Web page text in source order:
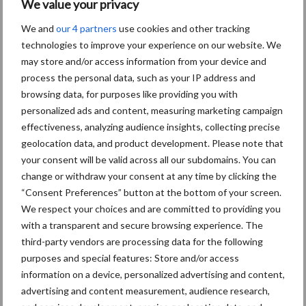
We value your privacy
We and our 4 partners use cookies and other tracking
technologies to improve your experience on our website. We
may store and/or access information from your device and
process the personal data, such as your IP address and
browsing data, for purposes like providing you with
personalized ads and content, measuring marketing campaign
effectiveness, analyzing audience insights, collecting precise
geolocation data, and product development. Please note that
your consent will be valid across all our subdomains. You can
change or withdraw your consent at any time by clicking the
“Consent Preferences” button at the bottom of your screen.
We respect your choices and are committed to providing you
with a transparent and secure browsing experience. The
third-party vendors are processing data for the following
purposes and special features: Store and/or access
information on a device, personalized advertising and content,
advertising and content measurement, audience research,
verandering van pH eveneens voor een bacterieremmende
Beide producten zijn gemakkelijk strooibaar, ruiken aangenaam en
zijn in geen geval nadelig voor de speenhuid.
Kort samengevat
Door deze producten afwisselend in te zetten kunt u de
ligbedhygiëne op uw bedrijf optimaliseren en blijven de kosten
beperkt.
Meer informatie
Voor meer informatie over Actisan en Timac Agro klikt u hier of
belt u met het volgende nummer Mob. 06-11395207
TIMAC Agro Nederland BV
Postbus 4365
3006 AJ Rotterdam
Telefoon: 010-204 55 53